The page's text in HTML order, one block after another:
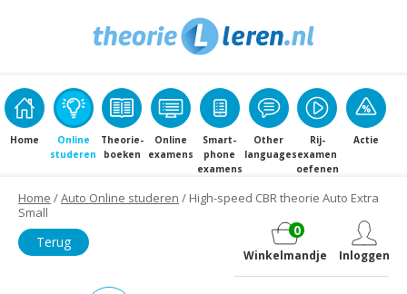
Home
Online
studeren
Theorie­
boeken
Online
examens
Smart­
phone
examens
Other
languages
Rij­
examen
oefenen
Actie
Home /Auto Online studeren / High-speed CBR theorie Auto Extra
Small
Terug
0
Winkelmandje Inloggen